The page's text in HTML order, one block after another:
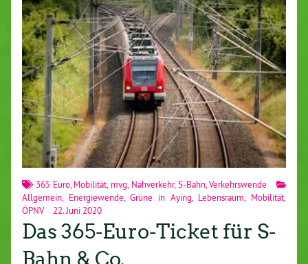
365 Euro, Mobilität mvg Nahverkehr, S-Bahn,Verkehrswende
Allgemein
Energiewende ,Grüne in Aying Lebensraum Mobilität
ÖPNV
22. Juni 2020
Das 365-Euro-Ticket für S-